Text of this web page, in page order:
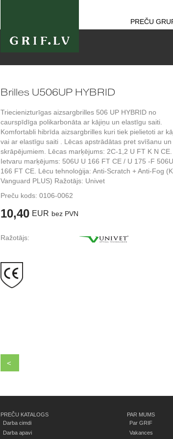
PREČU
Brilles U506UP HYBRID
Triecienizturīgas aizsargbrilles 506 UP HYBRID no
caurspīdīga polikarbonāta ar kājiņu un elastīgu saiti.
Komfortabli hibrīda aizsargbrilles kuri tiek pielietoti ar
vai ar elastīgu saiti . Lēcas apstrādātas pret svīšanu un
skrāpējumiem. Lēcas marķējums: 2C-1,2 U FT K N CE.
Ietvaru marķējums: 506U U 166 FT CE / U 175 -F
166 FT CE. Lēcu tehnoloģija: Anti-Scratch + Anti-Fog
Vanguard PLUS) Ražotājs: Univet
Preču kods: 0106-0062
10,40 EUR bez PVN
Ražotājs:
<
PREČU KATALOGS
Darba cimdi
Darba apavi
PAR MUMS
Par GRIF
Vakances